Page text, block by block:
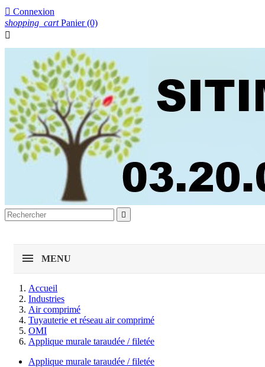
 Connexion
shopping_cart Panier (0)


MENU
Accueil
Industries
Air comprimé
Tuyauterie et réseau air comprimé
OMI
Applique murale taraudée / filetée
Applique murale taraudée / filetée